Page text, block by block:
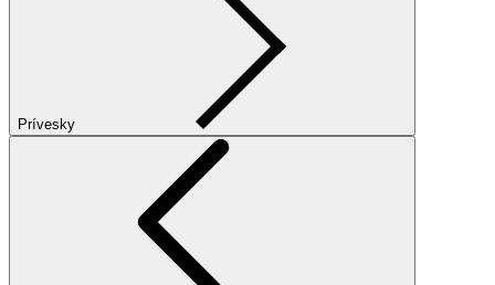
Prívesky